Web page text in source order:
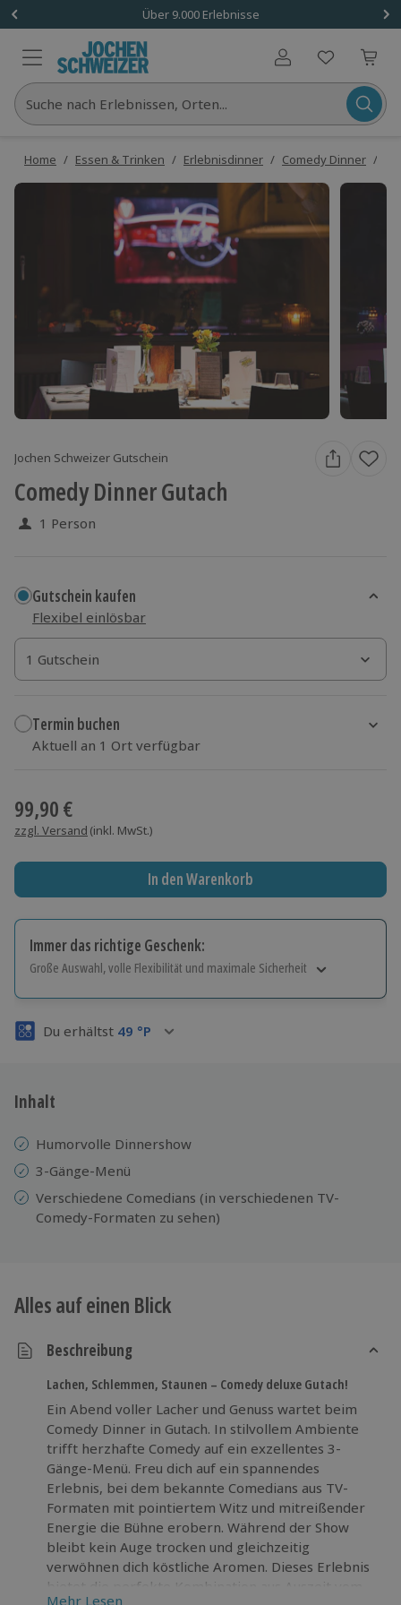
Über 9.000 Erlebnisse
Benutzerkonto
Suche nach Erlebnissen, Orten...
Home / Essen & Trinken / Erlebnisdinner / Comedy Dinner /
Jochen Schweizer Gutschein
Comedy Dinner Gutach
1 Person
Gutschein kaufen
Flexibel einlösbar
1 Gutschein
1 Gutschein
1 Gutschein
Termin buchen
Aktuell an 1 Ort verfügbar
99,90 €
zzgl. Versand (inkl. MwSt.)
In den Warenkorb
Immer das richtige Geschenk:
Große Auswahl, volle Flexibilität und maximale Sicherheit
Volle Flexibilität
3 Jahre gültig & verlängerbar.
Du erhältst 49 °P
Inhalt
Humorvolle Dinnershow
3-Gänge-Menü
Verschiedene Comedians (in verschiedenen TV-
Comedy-Formaten zu sehen)
Alles auf einen Blick
Beschreibung
Lachen, Schlemmen, Staunen – Comedy deluxe Gutach!
Ein Abend voller Lacher und Genuss wartet beim
Comedy Dinner in Gutach. In stilvollem Ambiente
trifft herzhafte Comedy auf ein exzellentes 3-
Gänge-Menü. Freu dich auf ein spannendes
Erlebnis, bei dem bekannte Comedians aus TV-
Formaten mit pointiertem Witz und mitreißender
Energie die Bühne erobern. Während der Show
bleibt kein Auge trocken und gleichzeitig
verwöhnen dich köstliche Aromen. Dieses Erlebnis
bietet die perfekte Kombination aus Auszeit vom
Mehr Lesen